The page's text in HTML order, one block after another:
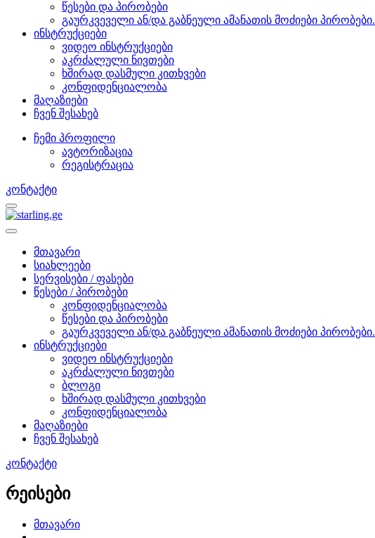
წესები და პირობები
გაურკვეველი ან/და გაბნეული ამანათის მოძიები პირობები.
ინსტრუქციები
ვიდეო ინსტრუქციები
აკრძალული ნივთები
ხშირად დასმული კითხვები
კონფიდენციალობა
მაღაზიები
ჩვენ შესახებ
ჩემი პროფილი
ავტორიზაცია
რეგისტრაცია
კონტაქტი
მთავარი
სიახლეები
სერვისები / ფასები
წესები / პირობები
კონფიდენციალობა
წესები და პირობები
გაურკვეველი ან/და გაბნეული ამანათის მოძიები პირობები.
ინსტრუქციები
ვიდეო ინსტრუქციები
აკრძალული ნივთები
ბლოგი
ხშირად დასმული კითხვები
კონფიდენციალობა
მაღაზიები
ჩვენ შესახებ
კონტაქტი
რეისები
მთავარი